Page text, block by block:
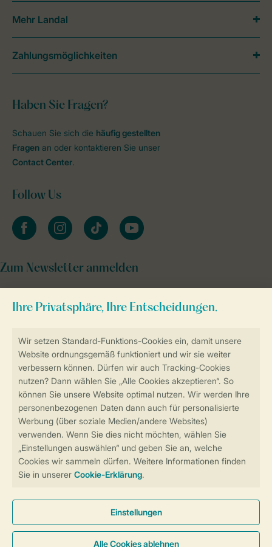
Sicherstellung Deiner Privatsphäre
Sicher und schnell zur Online-Buchung
Sichere Datenübertragung
Sicheres Bezahlen
Haben Sie Fragen?
Schauen Sie sich die häufig gestellten
Fragen an oder kontaktieren Sie unser
Contact Center.
Follow Us
facebookinstagramtiktok youtube
Zum Newsletter anmelden
Mehr Landal
Zahlungsmöglichkeiten